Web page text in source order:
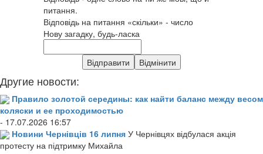
питання.
Відповідь на питання «скільки» - число
Нову загадку, будь-ласка
Другие новости:
Правило золотой середины: как найти баланс между весом
коляски и ее проходимостью
- 17.07.2026 16:57
Новини Чернівців 16 липня У Чернівцях відбулася акція
протесту на підтримку Михайла